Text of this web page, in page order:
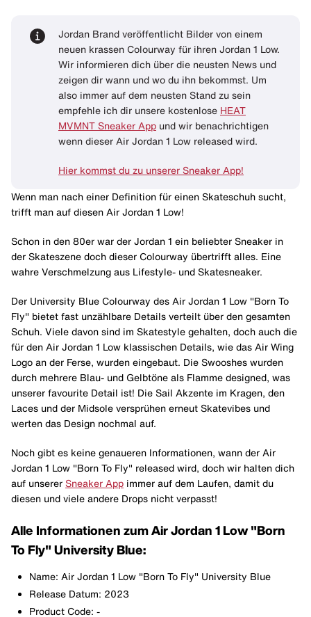
Jordan Brand veröffentlicht Bilder von einem
neuen krassen Colourway für ihren Jordan 1 Low.
Wir informieren dich über die neusten News und
zeigen dir wann und wo du ihn bekommst. Um
also immer auf dem neusten Stand zu sein
empfehle ich dir unsere kostenlose HEAT
MVMNT Sneaker App und wir benachrichtigen
wenn dieser Air Jordan 1 Low released wird.
Hier kommst du zu unserer Sneaker App!
Wenn man nach einer Definition für einen Skateschuh sucht,
trifft man auf diesen Air Jordan 1 Low!
Schon in den 80er war der Jordan 1 ein beliebter Sneaker in
der Skateszene doch dieser Colourway übertrifft alles. Eine
wahre Verschmelzung aus Lifestyle- und Skatesneaker.
Der University Blue Colourway des Air Jordan 1 Low "Born To
Fly" bietet fast unzählbare Details verteilt über den gesamten
Schuh. Viele davon sind im Skatestyle gehalten, doch auch die
für den Air Jordan 1 Low klassischen Details, wie das Air Wing
Logo an der Ferse, wurden eingebaut. Die Swooshes wurden
durch mehrere Blau- und Gelbtöne als Flamme designed, was
unserer favourite Detail ist! Die Sail Akzente im Kragen, den
Laces und der Midsole versprühen erneut Skatevibes und
werten das Design nochmal auf.
Noch gibt es keine genaueren Informationen, wann der Air
Jordan 1 Low "Born To Fly" released wird, doch wir halten dich
auf unserer Sneaker App immer auf dem Laufen, damit du
diesen und viele andere Drops nicht verpasst!
Alle Informationen zum Air Jordan 1 Low "Born
To Fly" University Blue:
Name: Air Jordan 1 Low "Born To Fly" University Blue
Release Datum: 2023
Product Code: -